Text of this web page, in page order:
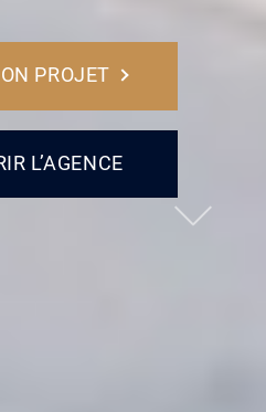
L’AGENCE
PROJET